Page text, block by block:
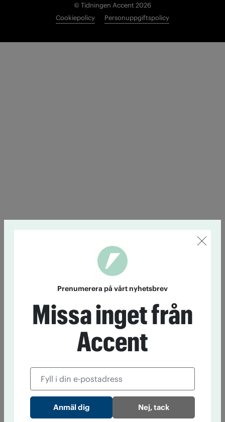
© Tidningen Accent 2026
Cookiepolicy
Personuppgiftspolicy
Prenumerera på vårt nyhetsbrev
Missa inget från
Accent
Nej, tack